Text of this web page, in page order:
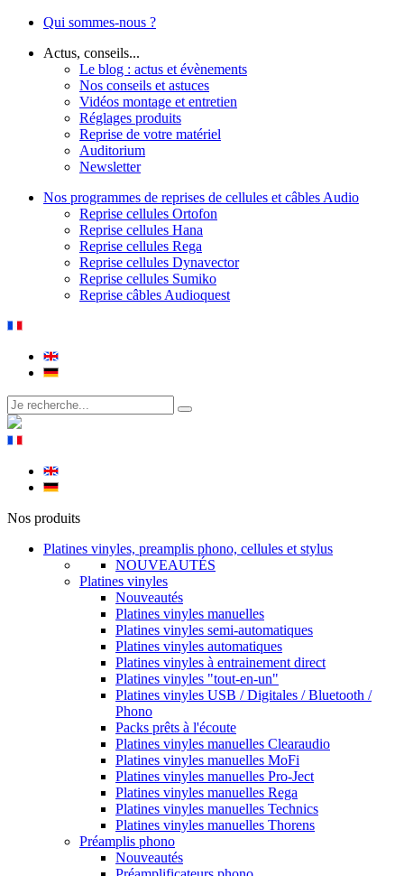
Qui sommes-nous ?
Actus, conseils...
Le blog : actus et évènements
Nos conseils et astuces
Vidéos montage et entretien
Réglages produits
Reprise de votre matériel
Auditorium
Newsletter
Nos programmes de reprises de cellules et câbles Audio
Reprise cellules Ortofon
Reprise cellules Hana
Reprise cellules Rega
Reprise cellules Dynavector
Reprise cellules Sumiko
Reprise câbles Audioquest
Nos produits
Platines vinyles, preamplis phono, cellules et stylus
NOUVEAUTÉS
Platines vinyles
Nouveautés
Platines vinyles manuelles
Platines vinyles semi-automatiques
Platines vinyles automatiques
Platines vinyles à entrainement direct
Platines vinyles "tout-en-un"
Platines vinyles USB / Digitales / Bluetooth /
Phono
Packs prêts à l'écoute
Platines vinyles manuelles Clearaudio
Platines vinyles manuelles MoFi
Platines vinyles manuelles Pro-Ject
Platines vinyles manuelles Rega
Platines vinyles manuelles Technics
Platines vinyles manuelles Thorens
Préamplis phono
Nouveautés